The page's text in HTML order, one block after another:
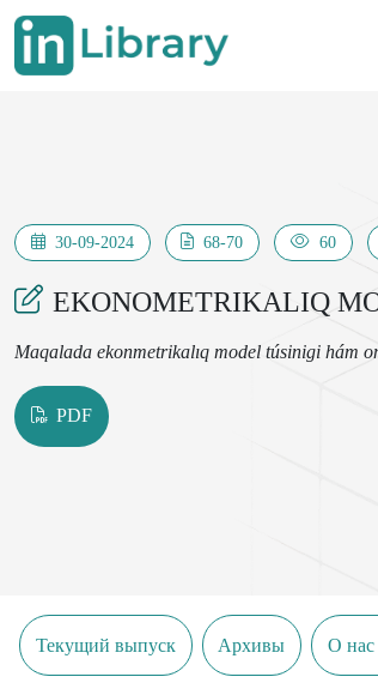
30-09-2024 68-70 60
EKONOMETRIKALIQ
Maqalada ekonmetrikalıq model túsinigi hám
PDF
Текущий выпуск Архивы О нас